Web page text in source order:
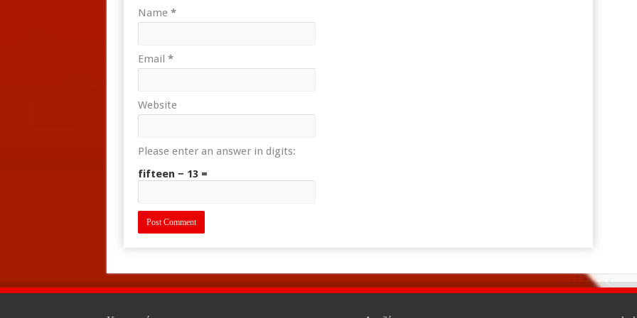
Name *
Email *
Website
Please enter an answer in digits:
fifteen − 13 =